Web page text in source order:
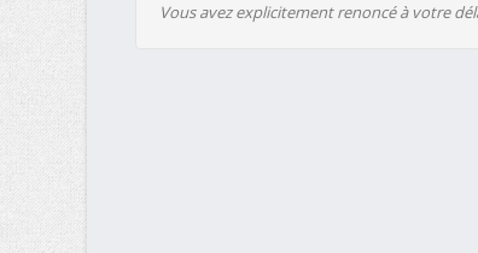
Vous avez explicitement renoncé à votre